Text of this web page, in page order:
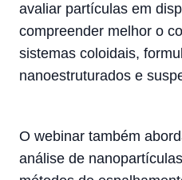
avaliar partículas em
compreender melhor o
sistemas coloidais,
nanoestruturados e
O webinar também
análise de